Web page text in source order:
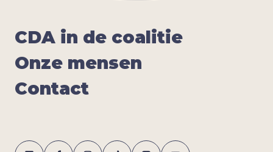
CDA in de coa­li­tie
Onze men­sen
Con­tact